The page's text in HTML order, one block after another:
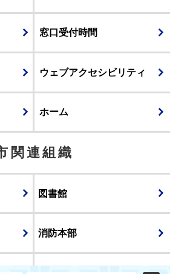
窓口受付時間
ウェブアクセシビリティ
ホーム
関連組織
図書館
消防本部